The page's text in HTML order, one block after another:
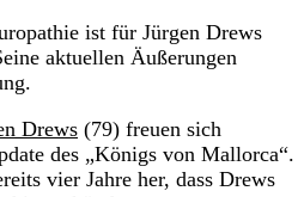
ist für Jürgen Drews
aktuellen Äußerungen
Drews (79) freuen sich
des „Königs von Mallorca“.
vier Jahre her, dass Drews